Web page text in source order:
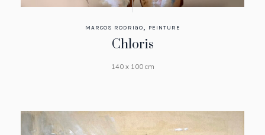
MARCOS RODRIGO, PEINTURE
Chloris
140 x 100 cm